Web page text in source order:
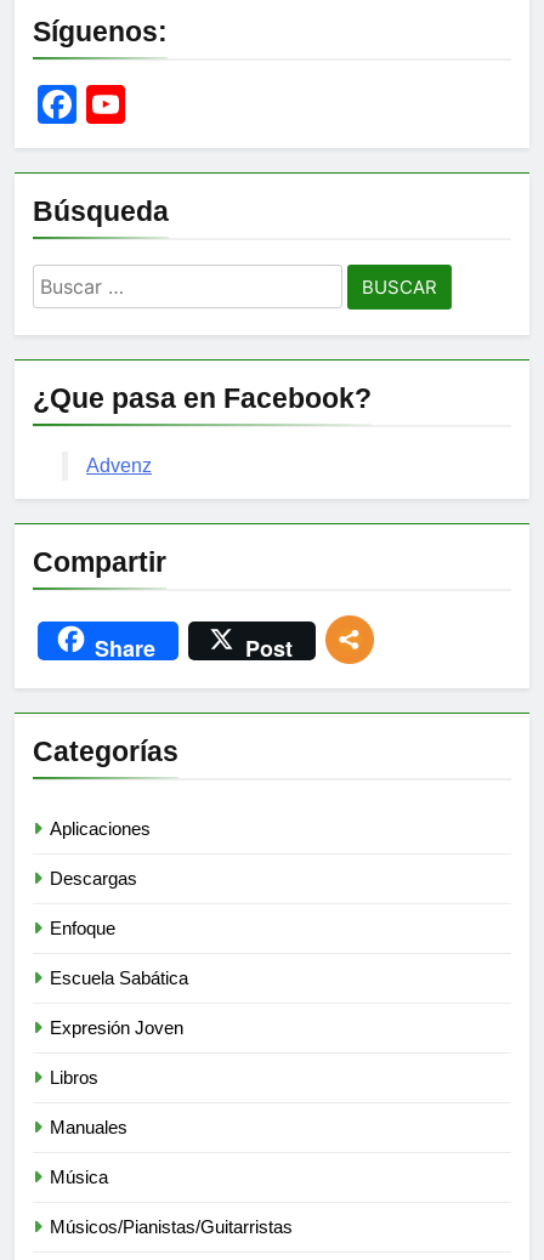
Síguenos:
Facebook
Channel
Búsqueda
Buscar:
¿Que pasa en Facebook?
Advenz
Compartir
Share Post
Categorías
Aplicaciones
Descargas
Enfoque
Escuela Sabática
Expresión Joven
Libros
Manuales
Música
Músicos/Pianistas/Guitarristas